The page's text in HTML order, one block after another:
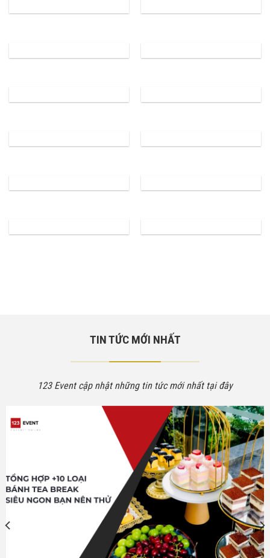
TIN TỨC MỚI NHẤT
123 Event cập nhật những tin tức mới nhất tại đây